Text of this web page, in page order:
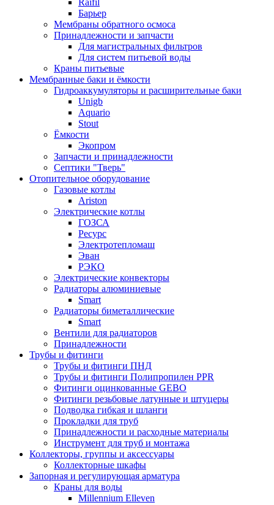
Raifil
Барьер
Мембраны обратного осмоса
Принадлежности и запчасти
Для магистральных фильтров
Для систем питьевой воды
Краны питьевые
Мембранные баки и ёмкости
Гидроаккумуляторы и расширительные баки
Unigb
Aquario
Stout
Ёмкости
Экопром
Запчасти и принадлежности
Септики "Тверь"
Отопительное оборудование
Газовые котлы
Ariston
Электрические котлы
ГОЗСА
Ресурс
Электротепломаш
Эван
РЭКО
Электрические конвекторы
Радиаторы алюминиевые
Smart
Радиаторы биметаллические
Smart
Вентили для радиаторов
Принадлежности
Трубы и фитинги
Трубы и фитинги ПНД
Трубы и фитинги Полипропилен PPR
Фитинги оцинкованные GEBO
Фитинги резьбовые латунные и штуцеры
Подводка гибкая и шланги
Прокладки для труб
Принадлежности и расходные материалы
Инструмент для труб и монтажа
Коллекторы, группы и аксессуары
Коллекторные шкафы
Запорная и регулирующая арматура
Краны для воды
Millennium Elleven